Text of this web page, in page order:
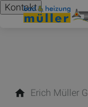
Kontakt
Erich Müller